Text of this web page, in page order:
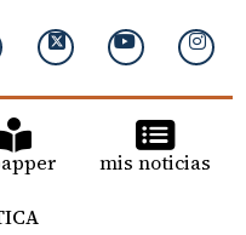
mis noticias